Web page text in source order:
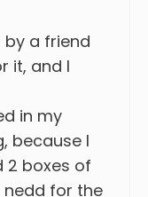
by a friend
it, and I
in my
because I
2 boxes of
nedd for the